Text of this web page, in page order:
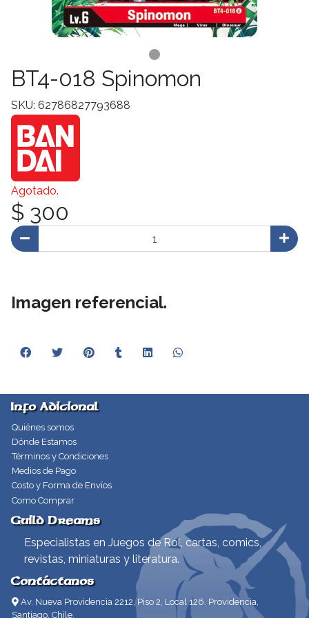
BT4-018 Spinomon
SKU: 62786827793688
Agotado.
$ 300
Imagen referencial.
Info Adicional
Quiénes somos
Dónde Estamos
Términos y Condiciones
Medios de Pago
Costo y Forma de Envíos
Como Comprar
Guild Dreams
Especialistas en Juegos de Rol, cartas, comics,
revistas, miniaturas y literatura.
Contáctanos
Av. Nueva Providencia 2212, Piso 2, Local 126. Providencia,
Santiago, Chile.